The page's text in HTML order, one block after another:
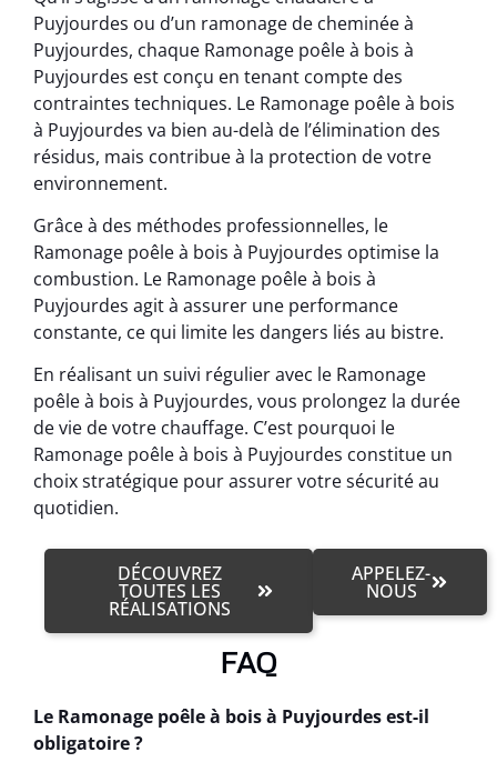
Puyjourdes ou d’un ramonage de cheminée à
Puyjourdes, chaque Ramonage poêle à bois à
Puyjourdes est conçu en tenant compte des
contraintes techniques. Le Ramonage poêle à bois
à Puyjourdes va bien au-delà de l’élimination des
résidus, mais contribue à la protection de votre
environnement.
Grâce à des méthodes professionnelles, le
Ramonage poêle à bois à Puyjourdes optimise la
combustion. Le Ramonage poêle à bois à
Puyjourdes agit à assurer une performance
constante, ce qui limite les dangers liés au bistre.
En réalisant un suivi régulier avec le Ramonage
poêle à bois à Puyjourdes, vous prolongez la durée
de vie de votre chauffage. C’est pourquoi le
Ramonage poêle à bois à Puyjourdes constitue un
choix stratégique pour assurer votre sécurité au
quotidien.
DÉCOUVREZ
TOUTES LES
RÉALISATIONS
APPELEZ-
NOUS
FAQ
Le Ramonage poêle à bois à Puyjourdes est-il
obligatoire ?